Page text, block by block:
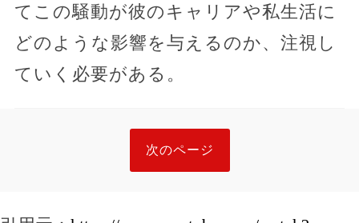
てこの騒動が彼のキャリアや私生活に
どのような影響を与えるのか、注視し
ていく必要がある。
次のページ